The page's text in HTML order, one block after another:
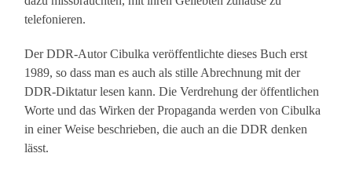
telefonieren.
Der DDR-Autor Cibulka veröffentlichte dieses Buch erst
1989, so dass man es auch als stille Abrechnung mit der
DDR-Diktatur lesen kann. Die Verdrehung der öffentlichen
Worte und das Wirken der Propaganda werden von Cibulka
in einer Weise beschrieben, die auch an die DDR denken
lässt.